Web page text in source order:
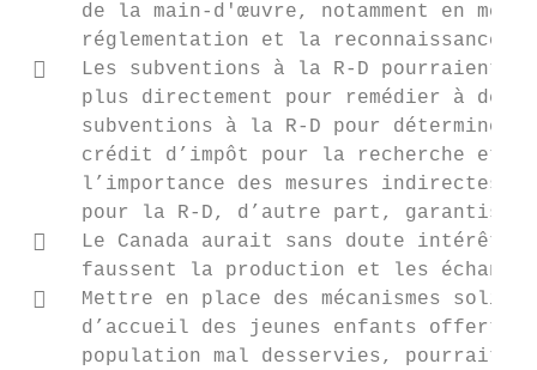
de la main-d'œuvre, notamment en
réglementation et la reconnaissance
   Les subventions à la R-D pourraient
plus directement pour remédier à des
subventions à la R-D pour déterminer
crédit d’impôt pour la recherche et
l’importance des mesures indirectes,
pour la R-D, d’autre part,
   Le Canada aurait sans doute intérêt à
faussent la production et les
   Mettre en place des mécanismes
d’accueil des jeunes enfants offerts
population mal desservies, pourrait